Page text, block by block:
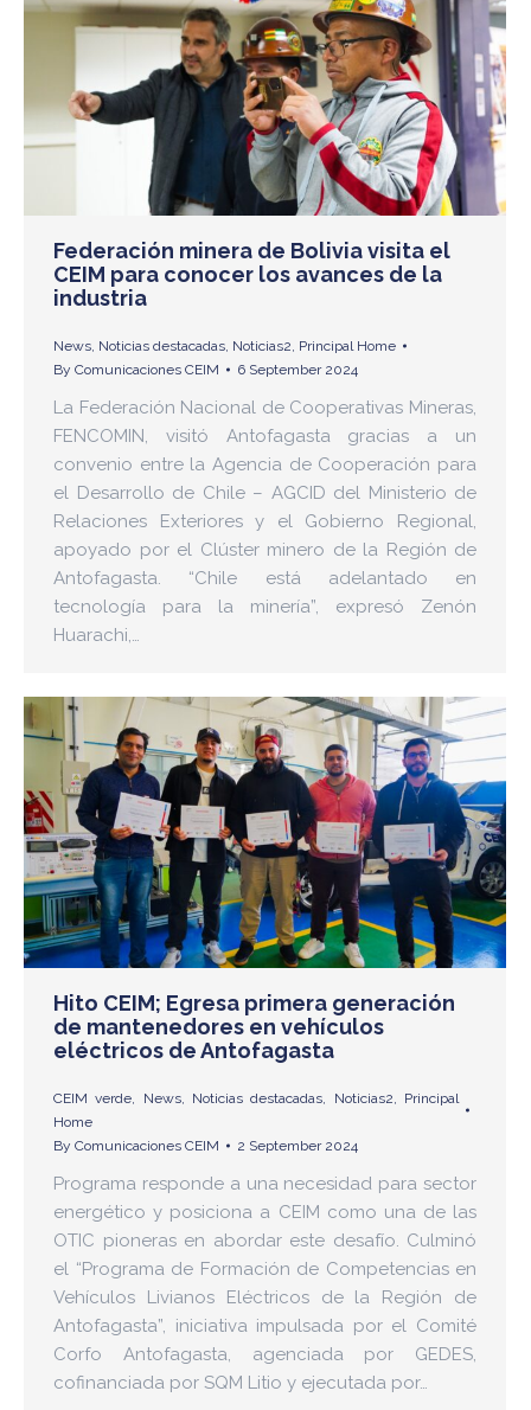
Federación minera de Bolivia visita el
CEIM para conocer los avances de la
industria
News, Noticias destacadas, Noticias2, Principal Home
By Comunicaciones CEIM 6 September 2024
La Federación Nacional de Cooperativas Mineras,
FENCOMIN, visitó Antofagasta gracias a un
convenio entre la Agencia de Cooperación para
el Desarrollo de Chile – AGCID del Ministerio de
Relaciones Exteriores y el Gobierno Regional,
apoyado por el Clúster minero de la Región de
Antofagasta. “Chile está adelantado en
tecnología para la minería”, expresó Zenón
Huarachi,…
Hito CEIM; Egresa primera generación
de mantenedores en vehículos
eléctricos de Antofagasta
CEIM verde, News, Noticias destacadas, Noticias2, Principal
Home
By Comunicaciones CEIM 2 September 2024
Programa responde a una necesidad para sector
energético y posiciona a CEIM como una de las
OTIC pioneras en abordar este desafío. Culminó
el “Programa de Formación de Competencias en
Vehículos Livianos Eléctricos de la Región de
Antofagasta”, iniciativa impulsada por el Comité
Corfo Antofagasta, agenciada por GEDES,
cofinanciada por SQM Litio y ejecutada por…